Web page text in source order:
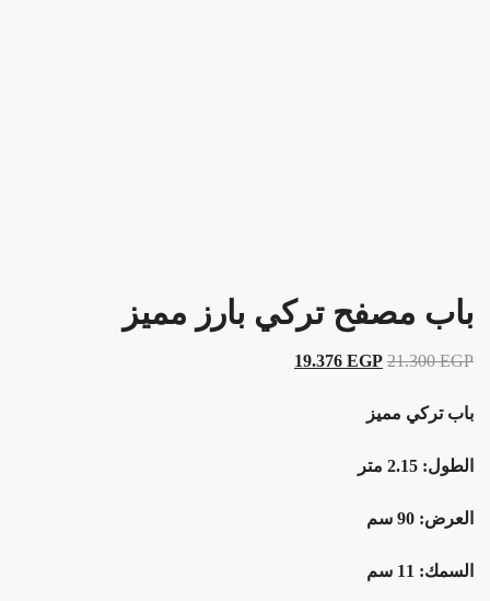
باب مصفح تركي بارز مميز
21.300EGP
19.376 EGP
باب تركي مميز
الطول: 2.15 متر
العرض: 90 سم
السمك: 11 سم